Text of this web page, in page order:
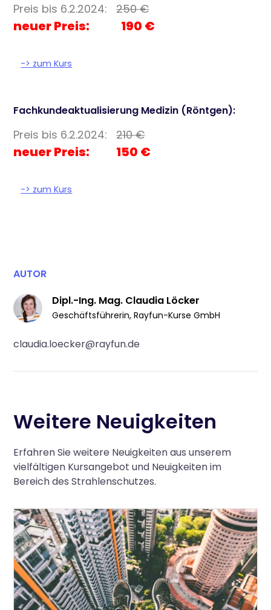
AUTOR
Dipl.-Ing. Mag. Claudia Löcker
Geschäftsführerin,Rayfun-Kurse GmbH
claudia.loecker@rayfun.de
Preis bis 6.2.2024:250 €
neuer Preis: 190 €
-> zum Kurs
Fachkundeaktualisierung Medizin (Röntgen):
Preis bis 6.2.2024:210 €
neuer Preis: 150 €
-> zum Kurs
Weitere Neuigkeiten
Erfahren Sie weitere Neuigkeiten aus unserem
vielfältigen Kursangebot und Neuigkeiten im
Bereich des Strahlenschutzes.